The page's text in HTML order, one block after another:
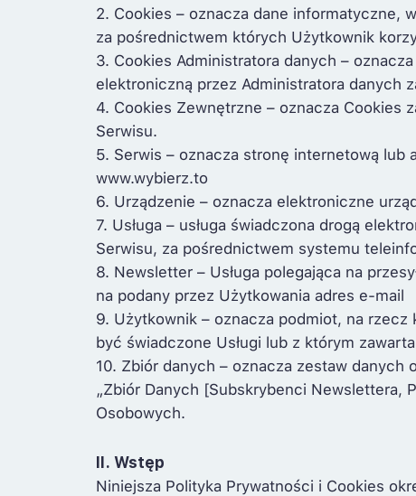
2. Cookies – oznacza dane informatyczne,
za pośrednictwem których Użytkownik
3. Cookies Administratora danych –
elektroniczną przez Administratora danych
4. Cookies Zewnętrzne – oznacza Cookies
Serwisu.
5. Serwis – oznacza stronę internetową lub
www.wybierz.to
6. Urządzenie – oznacza elektroniczne
7. Usługa – usługa świadczona drogą
Serwisu, za pośrednictwem systemu
8. Newsletter – Usługa polegająca na
na podany przez Użytkowania adres e-mail
9. Użytkownik – oznacza podmiot, na rzecz
być świadczone Usługi lub z którym
10. Zbiór danych – oznacza zestaw
„Zbiór Danych [Subskrybenci Newslettera,
Osobowych.
II. Wstęp
Niniejsza Polityka Prywatności i Cookies